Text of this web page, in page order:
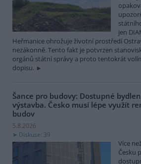
jen
Heřmanice ohrožuje životní prostředí
nezákonně. Tento fakt je potvrzen
orgánů státní správy a proto tentokrát
dopisu.
Šance pro budovy: Dostupné
výstavba. Česko musí lépe využít
budov
5.8.2026
Diskuse: 39
Více
Česku